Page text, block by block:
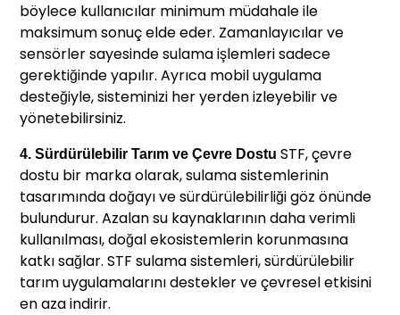
böylece kullanıcılar minimum müdahale ile
maksimum sonuç elde eder. Zamanlayıcılar ve
sensörler sayesinde sulama işlemleri sadece
gerektiğinde yapılır. Ayrıca mobil uygulama
desteğiyle, sisteminizi her yerden izleyebilir ve
yönetebilirsiniz.
4. Sürdürülebilir Tarım ve Çevre Dostu STF, çevre
dostu bir marka olarak, sulama sistemlerinin
tasarımında doğayı ve sürdürülebilirliği göz önünde
bulundurur. Azalan su kaynaklarının daha verimli
kullanılması, doğal ekosistemlerin korunmasına
katkı sağlar. STF sulama sistemleri, sürdürülebilir
tarım uygulamalarını destekler ve çevresel etkisini
en aza indirir.